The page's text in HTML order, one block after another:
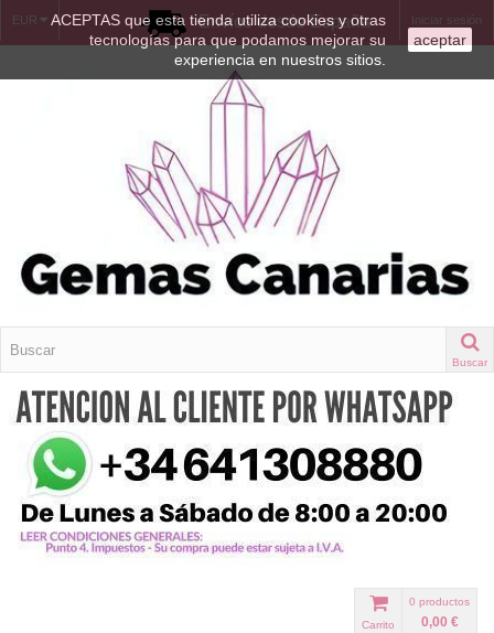
ACEPTAS que esta tienda utiliza cookies y otras
tecnologías para que podamos mejorar su
experiencia en nuestros sitios.
aceptar
EUR Iniciar sesión
Envíos desde España
Buscar
0 productos
0,00 €
Carrito